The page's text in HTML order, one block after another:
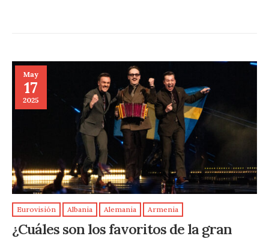
May
17
2025
Eurovisión Albania Alemania Armenia
¿Cuáles son los favoritos de la gran